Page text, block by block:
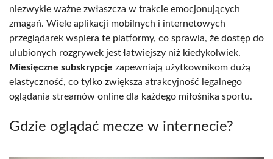
niezwykle ważne zwłaszcza w trakcie emocjonujących
zmagań. Wiele aplikacji mobilnych i internetowych
przeglądarek wspiera te platformy, co sprawia, że dostęp do
ulubionych rozgrywek jest łatwiejszy niż kiedykolwiek.
Miesięczne subskrypcje zapewniają użytkownikom dużą
elastyczność, co tylko zwiększa atrakcyjność legalnego
oglądania streamów online dla każdego miłośnika sportu.
Gdzie oglądać mecze w internecie?